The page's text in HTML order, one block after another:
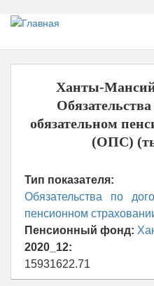
Перейти
основному
содержанию
Ханты-
обязательном
(ОПС)
Тип показателя:
Обязательства по
пенсионном
Пенсионный фонд:
2020_12:
15931622.71